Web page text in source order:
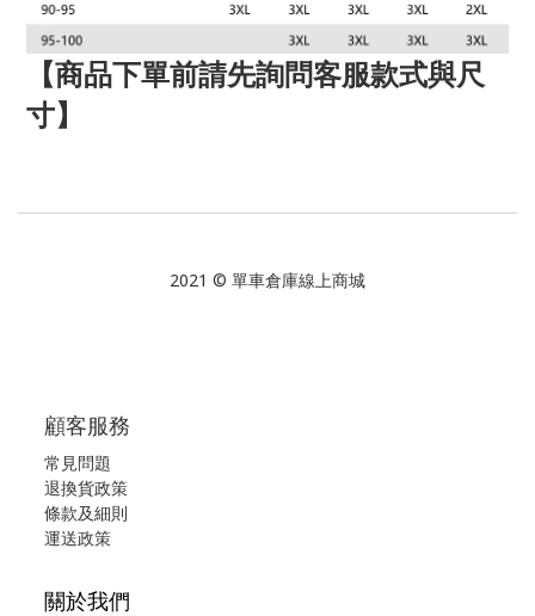
【商品下單前請先詢問客服款式與尺
寸】
2021 © 單車倉庫線上商城
顧客服務
常見問題
退換貨政策
條款及細則
運送政策
關於我們